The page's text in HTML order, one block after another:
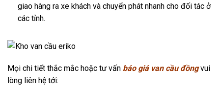
giao hàng ra xe khách và chuyển phát nhanh cho đối tác ở
các tỉnh.
Mọi chi tiết thắc mắc hoặc tư vấn báo giá van cầu đồngvui
lòng liên hệ tới: